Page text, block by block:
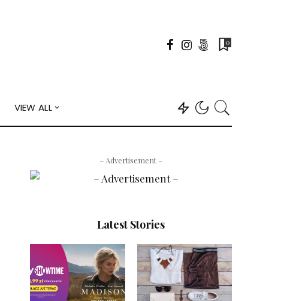
0
VIEW ALL
– Advertisement –
Latest Stories